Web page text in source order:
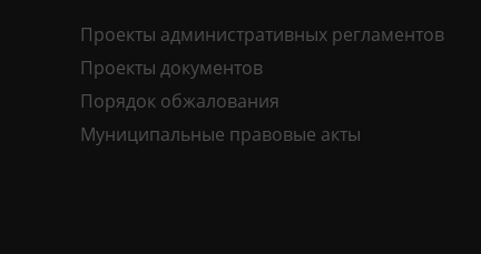
Проекты административных регламентов
Проекты документов
Порядок обжалования
Муниципальные правовые акты